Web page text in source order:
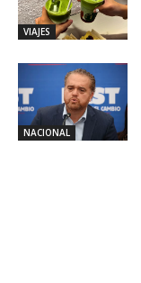
VIAJES
NACIONAL